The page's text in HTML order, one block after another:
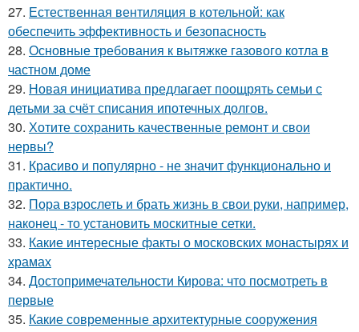
27. Естественная вентиляция в котельной: как
обеспечить эффективность и безопасность
28. Основные требования к вытяжке газового котла в
частном доме
29. Новая инициатива предлагает поощрять семьи с
детьми за счёт списания ипотечных долгов.
30. Хотите сохранить качественные ремонт и свои
нервы?
31. Красиво и популярно - не значит функционально и
практично.
32. Пора взрослеть и брать жизнь в свои руки, например,
наконец - то установить москитные сетки.
33. Какие интересные факты о московских монастырях и
храмах
34. Достопримечательности Кирова: что посмотреть в
первые
35. Какие современные архитектурные сооружения